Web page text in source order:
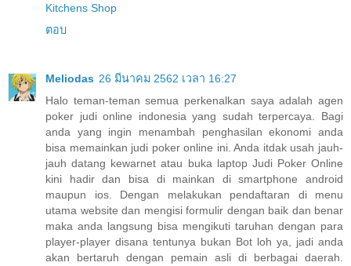
Kitchens Shop
ตอบ
Meliodas 26 มีนาคม 2562 เวลา 16:27
Halo teman-teman semua perkenalkan saya adalah agen
poker judi online indonesia yang sudah terpercaya. Bagi
anda yang ingin menambah penghasilan ekonomi anda
bisa memainkan judi poker online ini. Anda itdak usah jauh-
jauh datang kewarnet atau buka laptop Judi Poker Online
kini hadir dan bisa di mainkan di smartphone android
maupun ios. Dengan melakukan pendaftaran di menu
utama website dan mengisi formulir dengan baik dan benar
maka anda langsung bisa mengikuti taruhan dengan para
player-player disana tentunya bukan Bot loh ya, jadi anda
akan bertaruh dengan pemain asli di berbagai daerah.